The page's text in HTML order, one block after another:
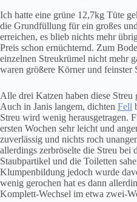
Ich hatte eine grüne 12,7kg Tüte
die Grundfüllung für ein großes
erreichen, es blieb nichts mehr
Preis schon ernüchternd. Zum
einzelnen Streukrümel nicht mehr
waren größere Körner und feinster
Alle drei Katzen haben diese
Auch in Janis langem, dichten Fell
Streu wird wenig herausgetragen.
ersten Wochen sehr leicht und
zuverlässig und nichts roch
allerdings zerbröselte die Streu bei
Staubpartikel und die Toiletten
Klumpenbildung jedoch wurde
wenig gerochen hat es dann
Komplett-Wechsel im etwa zwei-